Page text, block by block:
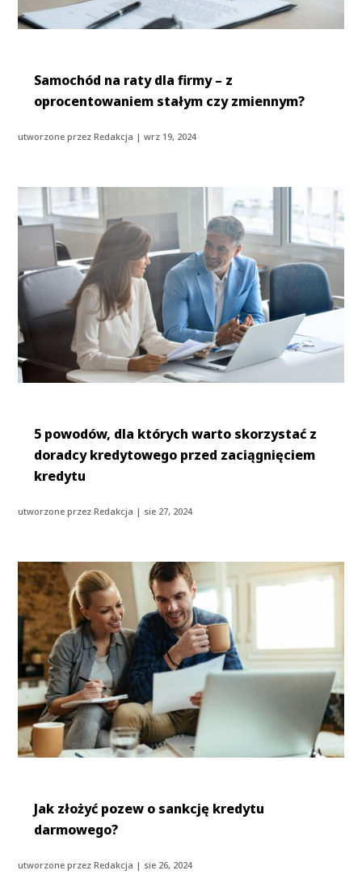
Samochód na raty dla firmy – z
oprocentowaniem stałym czy zmiennym?
utworzone przezRedakcja |wrz 19, 2024
5 powodów, dla których warto skorzystać z
doradcy kredytowego przed zaciągnięciem
kredytu
utworzone przezRedakcja | sie 27, 2024
Jak złożyć pozew o sankcję kredytu
darmowego?
utworzone przezRedakcja | sie 26, 2024